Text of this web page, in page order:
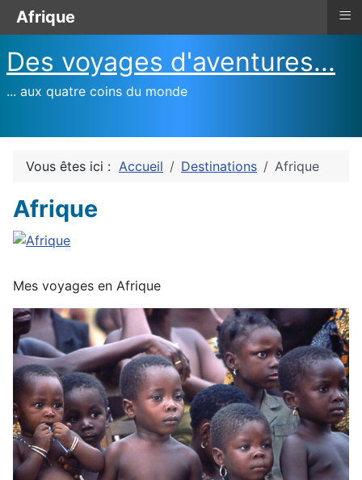
Des voyages d'aventures...
... aux quatre coins du monde
Vous êtes ici : Accueil Destinations Afrique
Afrique
Mes voyages en Afrique
Afrique ≡